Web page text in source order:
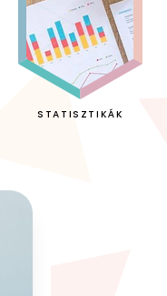
STATISZTIKÁK